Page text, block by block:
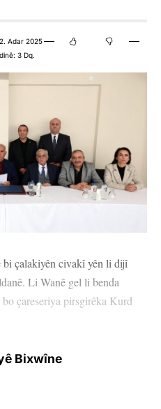
Adar 2025
3 Dq.
bi çalakiyên civakî yên li dijî
Li Wanê gel li benda
çareseriya pirsgirêka Kurd
2’yê Cotmeha 2024’an li
û piştre di civîna koma
Bixwîne